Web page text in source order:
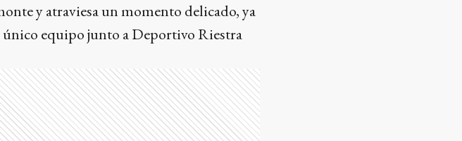
y atraviesa un momento delicado, ya
único equipo junto a Deportivo Riestra